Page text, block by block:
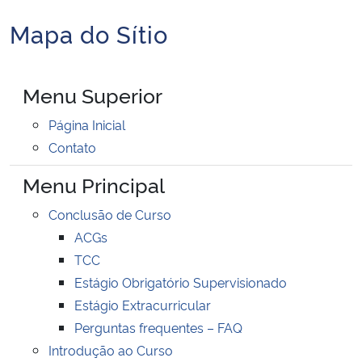
Ministério da Infraestrutura
Ministério da Agricultura, Pecuária e Abastecimento
Ministério da Educação
Ministério da Cidadania
Ministério da Saúde
Ministério de Minas e Energia
Ministério da Ciência, Tecnologia, Inovações e Comunicações
Ministério do Meio Ambiente
Início do conteúdo
Mapa do Sítio
Menu Superior
Página Inicial
Contato
Menu Principal
Conclusão de Curso
ACGs
TCC
Estágio Obrigatório Supervisionado
Estágio Extracurricular
Perguntas frequentes – FAQ
Introdução ao Curso